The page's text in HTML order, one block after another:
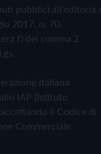
pubblici all'editoria
2017, n. 70.
f) del comma 2
Italiana
IAP (Istituto
il Codice di
Commerciale